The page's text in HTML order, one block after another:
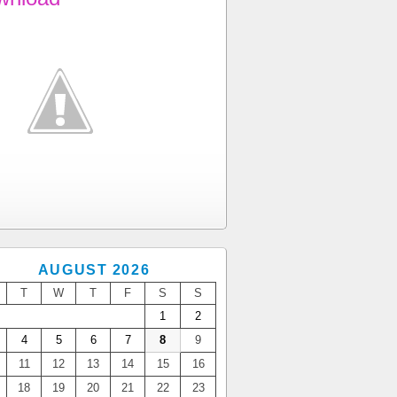
AUGUST 2026
T W T F S
S
1
2
4 5 6 7 8
9
11 12 13 14 15
16
18 19 20 21 22
23